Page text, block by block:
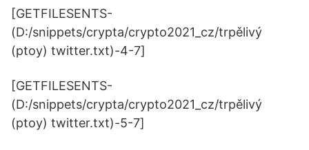
[GETFILESENTS-
(D:/snippets/crypta/crypto2021_cz/trpělivý
(ptoy) twitter.txt)-4-7]
[GETFILESENTS-
(D:/snippets/crypta/crypto2021_cz/trpělivý
(ptoy) twitter.txt)-5-7]